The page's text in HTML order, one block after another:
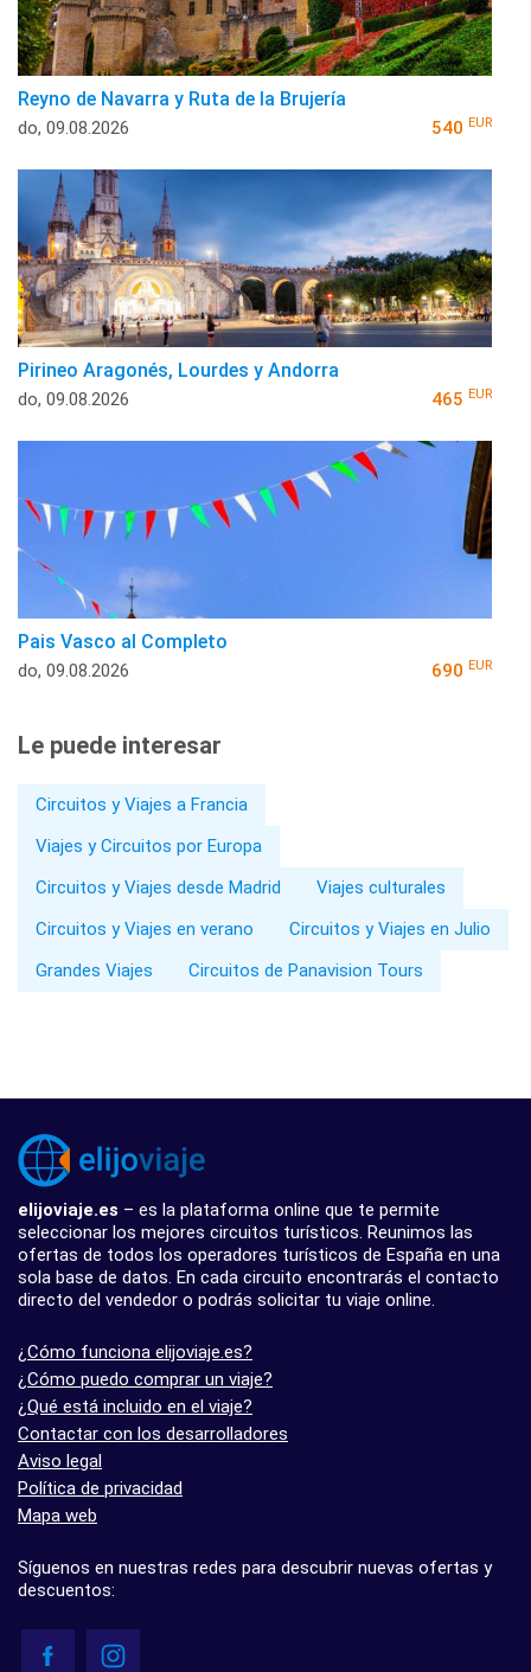
Reyno de Navarra y Ruta de la Brujería
do, 09.08.2026 540 EUR
Pirineo Aragonés, Lourdes y Andorra
do, 09.08.2026 465 EUR
Pais Vasco al Completo
do, 09.08.2026 690 EUR
Le puede interesar
Circuitos y Viajes a Francia
Viajes y Circuitos por Europa
Circuitos y Viajes desde Madrid
Viajes culturales
Circuitos y Viajes en verano
Circuitos y Viajes en Julio
Grandes Viajes
Circuitos de Panavision Tours
elijoviaje.es – es la plataforma online que te permite
seleccionar los mejores circuitos turísticos. Reunimos las
ofertas de todos los operadores turísticos de España en una
sola base de datos. En cada circuito encontrarás el contacto
directo del vendedor o podrás solicitar tu viaje online.
¿Cómo funciona elijoviaje.es?
¿Cómo puedo comprar un viaje?
¿Qué está incluido en el viaje?
Contactar con los desarrolladores
Aviso legal
Política de privacidad
Mapa web
Síguenos en nuestras redes para descubrir nuevas ofertas y
descuentos: